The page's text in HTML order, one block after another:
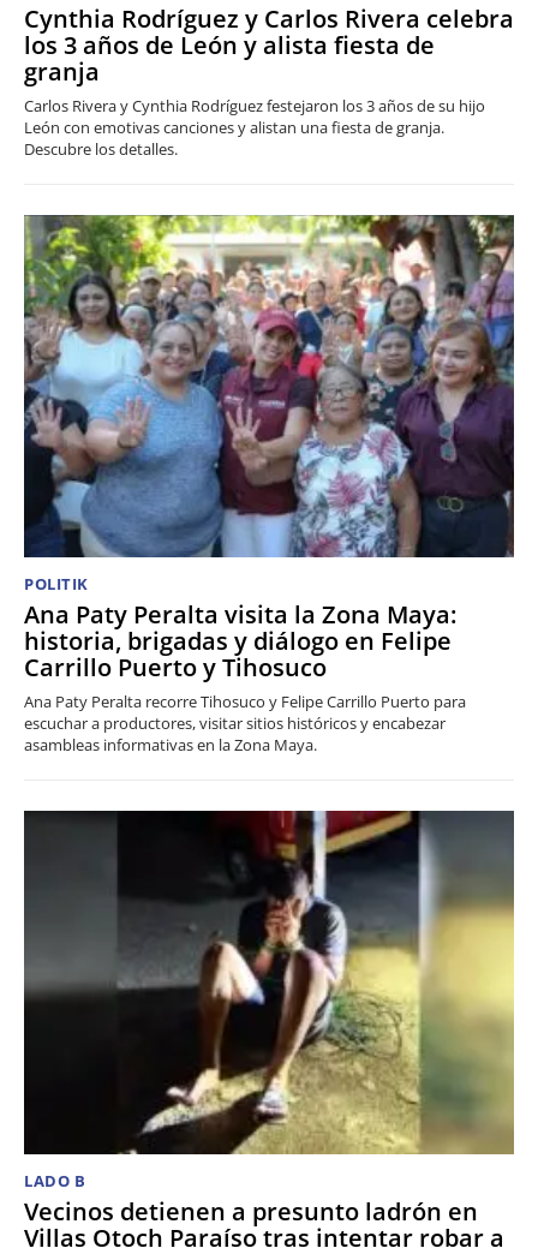
Cynthia Rodríguez y Carlos Rivera celebra
los 3 años de León y alista fiesta de
granja
Carlos Rivera y Cynthia Rodríguez festejaron los 3 años de su hijo
León con emotivas canciones y alistan una fiesta de granja.
Descubre los detalles.
POLITIK
Ana Paty Peralta visita la Zona Maya:
historia, brigadas y diálogo en Felipe
Carrillo Puerto y Tihosuco
Ana Paty Peralta recorre Tihosuco y Felipe Carrillo Puerto para
escuchar a productores, visitar sitios históricos y encabezar
asambleas informativas en la Zona Maya.
LADO B
Vecinos detienen a presunto ladrón en
Villas Otoch Paraíso tras intentar robar a